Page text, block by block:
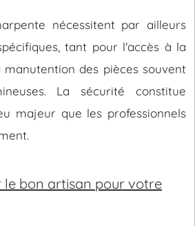
nécessitent par ailleurs
tant pour l'accès à la
des pièces souvent
La sécurité constitue
majeur que les professionnels
le bon artisan pour votre